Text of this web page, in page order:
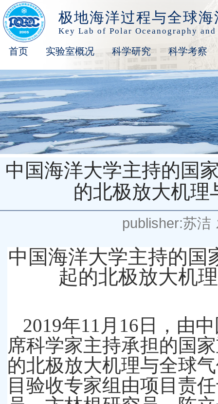
极地海洋过程与全球
Key Lab of Polar Oceanography
首页 实验室概况 科学研究 科学考察
中国海洋大学主持的国
的北极放大机理
publisher:苏洁
中国海洋大学主持的国
起的北极放大机
2019年11 月 16 日，由
席科学家主持承担的国
的北极放大机理与全球
目验收专家组由项目责